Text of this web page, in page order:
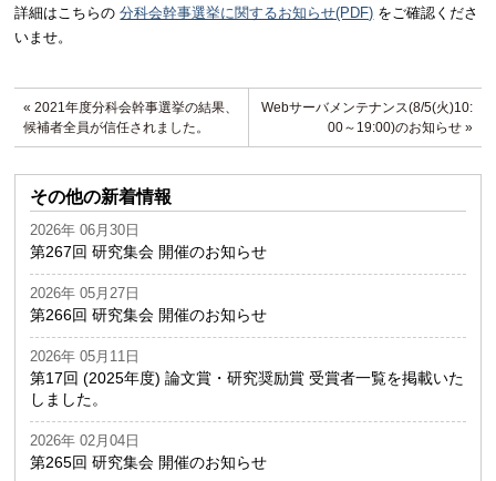
詳細はこちらの分科会幹事選挙に関するお知らせ(PDF) をご確認くださ
いませ。
Webサーバメンテナンス(8/5(火)10:
00～19:00)のお知らせ »
« 2021年度分科会幹事選挙の結果、
候補者全員が信任されました。
その他の新着情報
2026年 06月30日
第267回 研究集会 開催のお知らせ
2026年 05月27日
第266回 研究集会 開催のお知らせ
2026年 05月11日
第17回 (2025年度) 論文賞・研究奨励賞 受賞者一覧を掲載いた
しました。
2026年 02月04日
第265回 研究集会 開催のお知らせ